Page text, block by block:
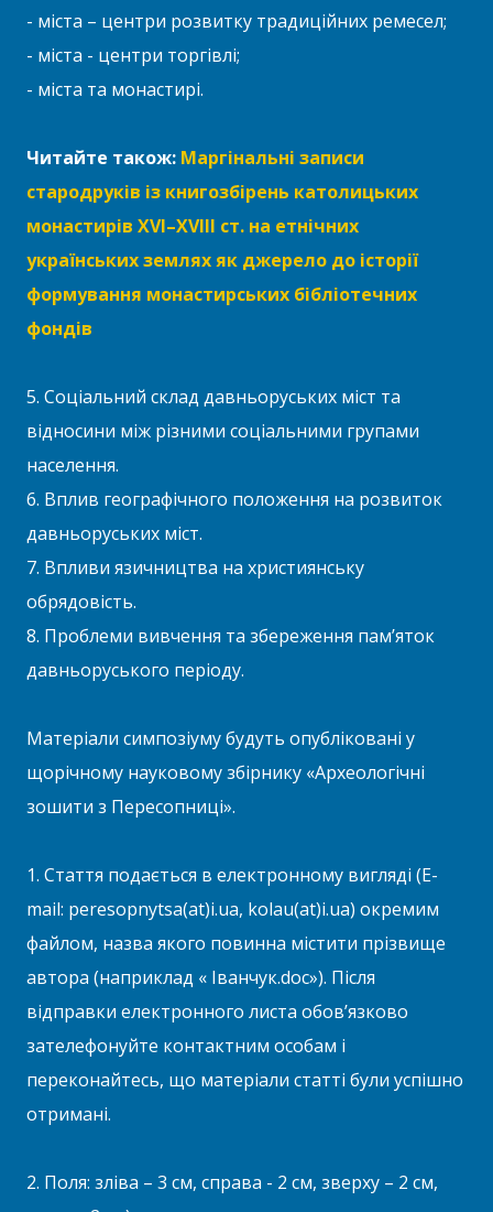
- міста – центри розвитку традиційних ремесел;
- міста - центри торгівлі;
- міста та монастирі.
Читайте також: Маргінальні записи
стародруків із книгозбірень католицьких
монастирів XVI–XVIII ст. на етнічних
українських землях як джерело до історії
формування монастирських бібліотечних
фондів
5. Соціальний склад давньоруських міст та
відносини між різними соціальними групами
населення.
6. Вплив географічного положення на розвиток
давньоруських міст.
7. Впливи язичництва на християнську
обрядовість.
8. Проблеми вивчення та збереження пам’яток
давньоруського періоду.
Матеріали симпозіуму будуть опубліковані у
щорічному науковому збірнику «Археологічні
зошити з Пересопниці».
1. Стаття подається в електронному вигляді (E-
mail: peresopnytsa(at)i.ua, kolau(at)i.ua) окремим
файлом, назва якого повинна містити прізвище
автора (наприклад « Іванчук.doc»). Після
відправки електронного листа обов’язково
зателефонуйте контактним особам і
переконайтесь, що матеріали статті були успішно
отримані.
2. Поля: зліва – 3 см, справа - 2 см, зверху – 2 см,